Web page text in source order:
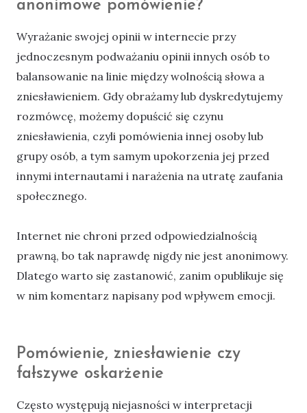
anonimowe pomówienie?
Wyrażanie swojej opinii w internecie przy
jednoczesnym podważaniu opinii innych osób to
balansowanie na linie między wolnością słowa a
zniesławieniem. Gdy obrażamy lub dyskredytujemy
rozmówcę, możemy dopuścić się czynu
zniesławienia, czyli pomówienia innej osoby lub
grupy osób, a tym samym upokorzenia jej przed
innymi internautami i narażenia na utratę zaufania
społecznego.
Internet nie chroni przed odpowiedzialnością
prawną, bo tak naprawdę nigdy nie jest anonimowy.
Dlatego warto się zastanowić, zanim opublikuje się
w nim komentarz napisany pod wpływem emocji.
Pomówienie, zniesławienie czy
fałszywe oskarżenie
Często występują niejasności w interpretacji